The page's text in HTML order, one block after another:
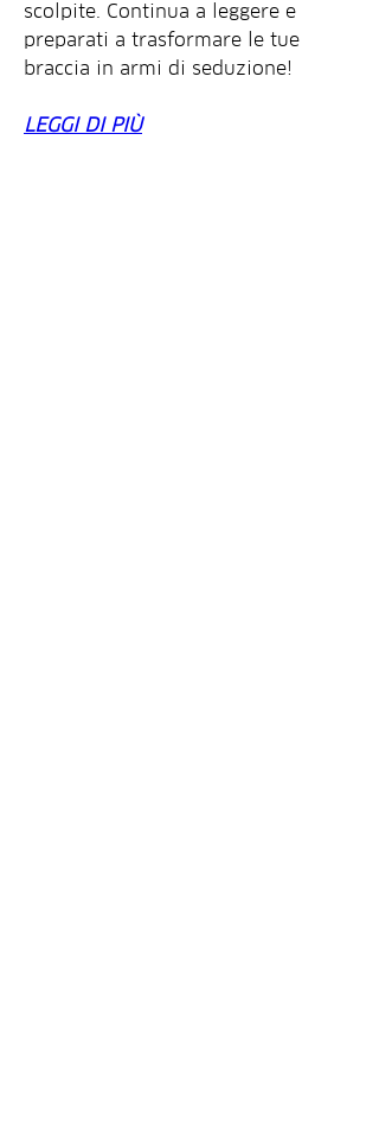
scolpite. Continua a leggere e
preparati a trasformare le tue
braccia in armi di seduzione!
LEGGI DI PIÙ